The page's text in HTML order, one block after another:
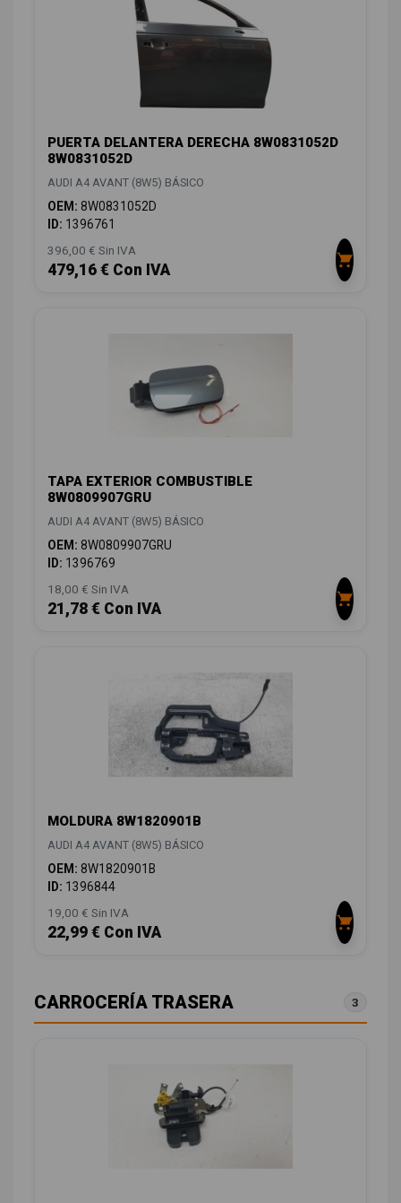
PUERTA DELANTERA DERECHA 8W0831052D
8W0831052D
AUDI A4 AVANT (8W5) BÁSICO
OEM: 8W0831052D
ID: 1396761
396,00 € Sin IVA
479,16 € Con IVA
TAPA EXTERIOR COMBUSTIBLE
8W0809907GRU
AUDI A4 AVANT (8W5) BÁSICO
OEM: 8W0809907GRU
ID: 1396769
18,00 € Sin IVA
21,78 € Con IVA
MOLDURA 8W1820901B
AUDI A4 AVANT (8W5) BÁSICO
OEM: 8W1820901B
ID: 1396844
19,00 € Sin IVA
22,99 € Con IVA
CARROCERÍA TRASERA 3